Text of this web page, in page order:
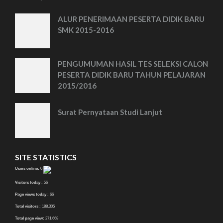
ALUR PENERIMAAN PESERTA DIDIK BARU
SMK 2015-2016
PENGUMUMAN HASIL TES SELEKSI CALON
PESERTA DIDIK BARU TAHUN PELAJARAN
2015/2016
Surat Pernyataan Studi Lanjut
SITE STATISTICS
Users online: 0
Visitors today : 56
Page views today : 66
Total visitors : 188,305
Total page view: 271,668